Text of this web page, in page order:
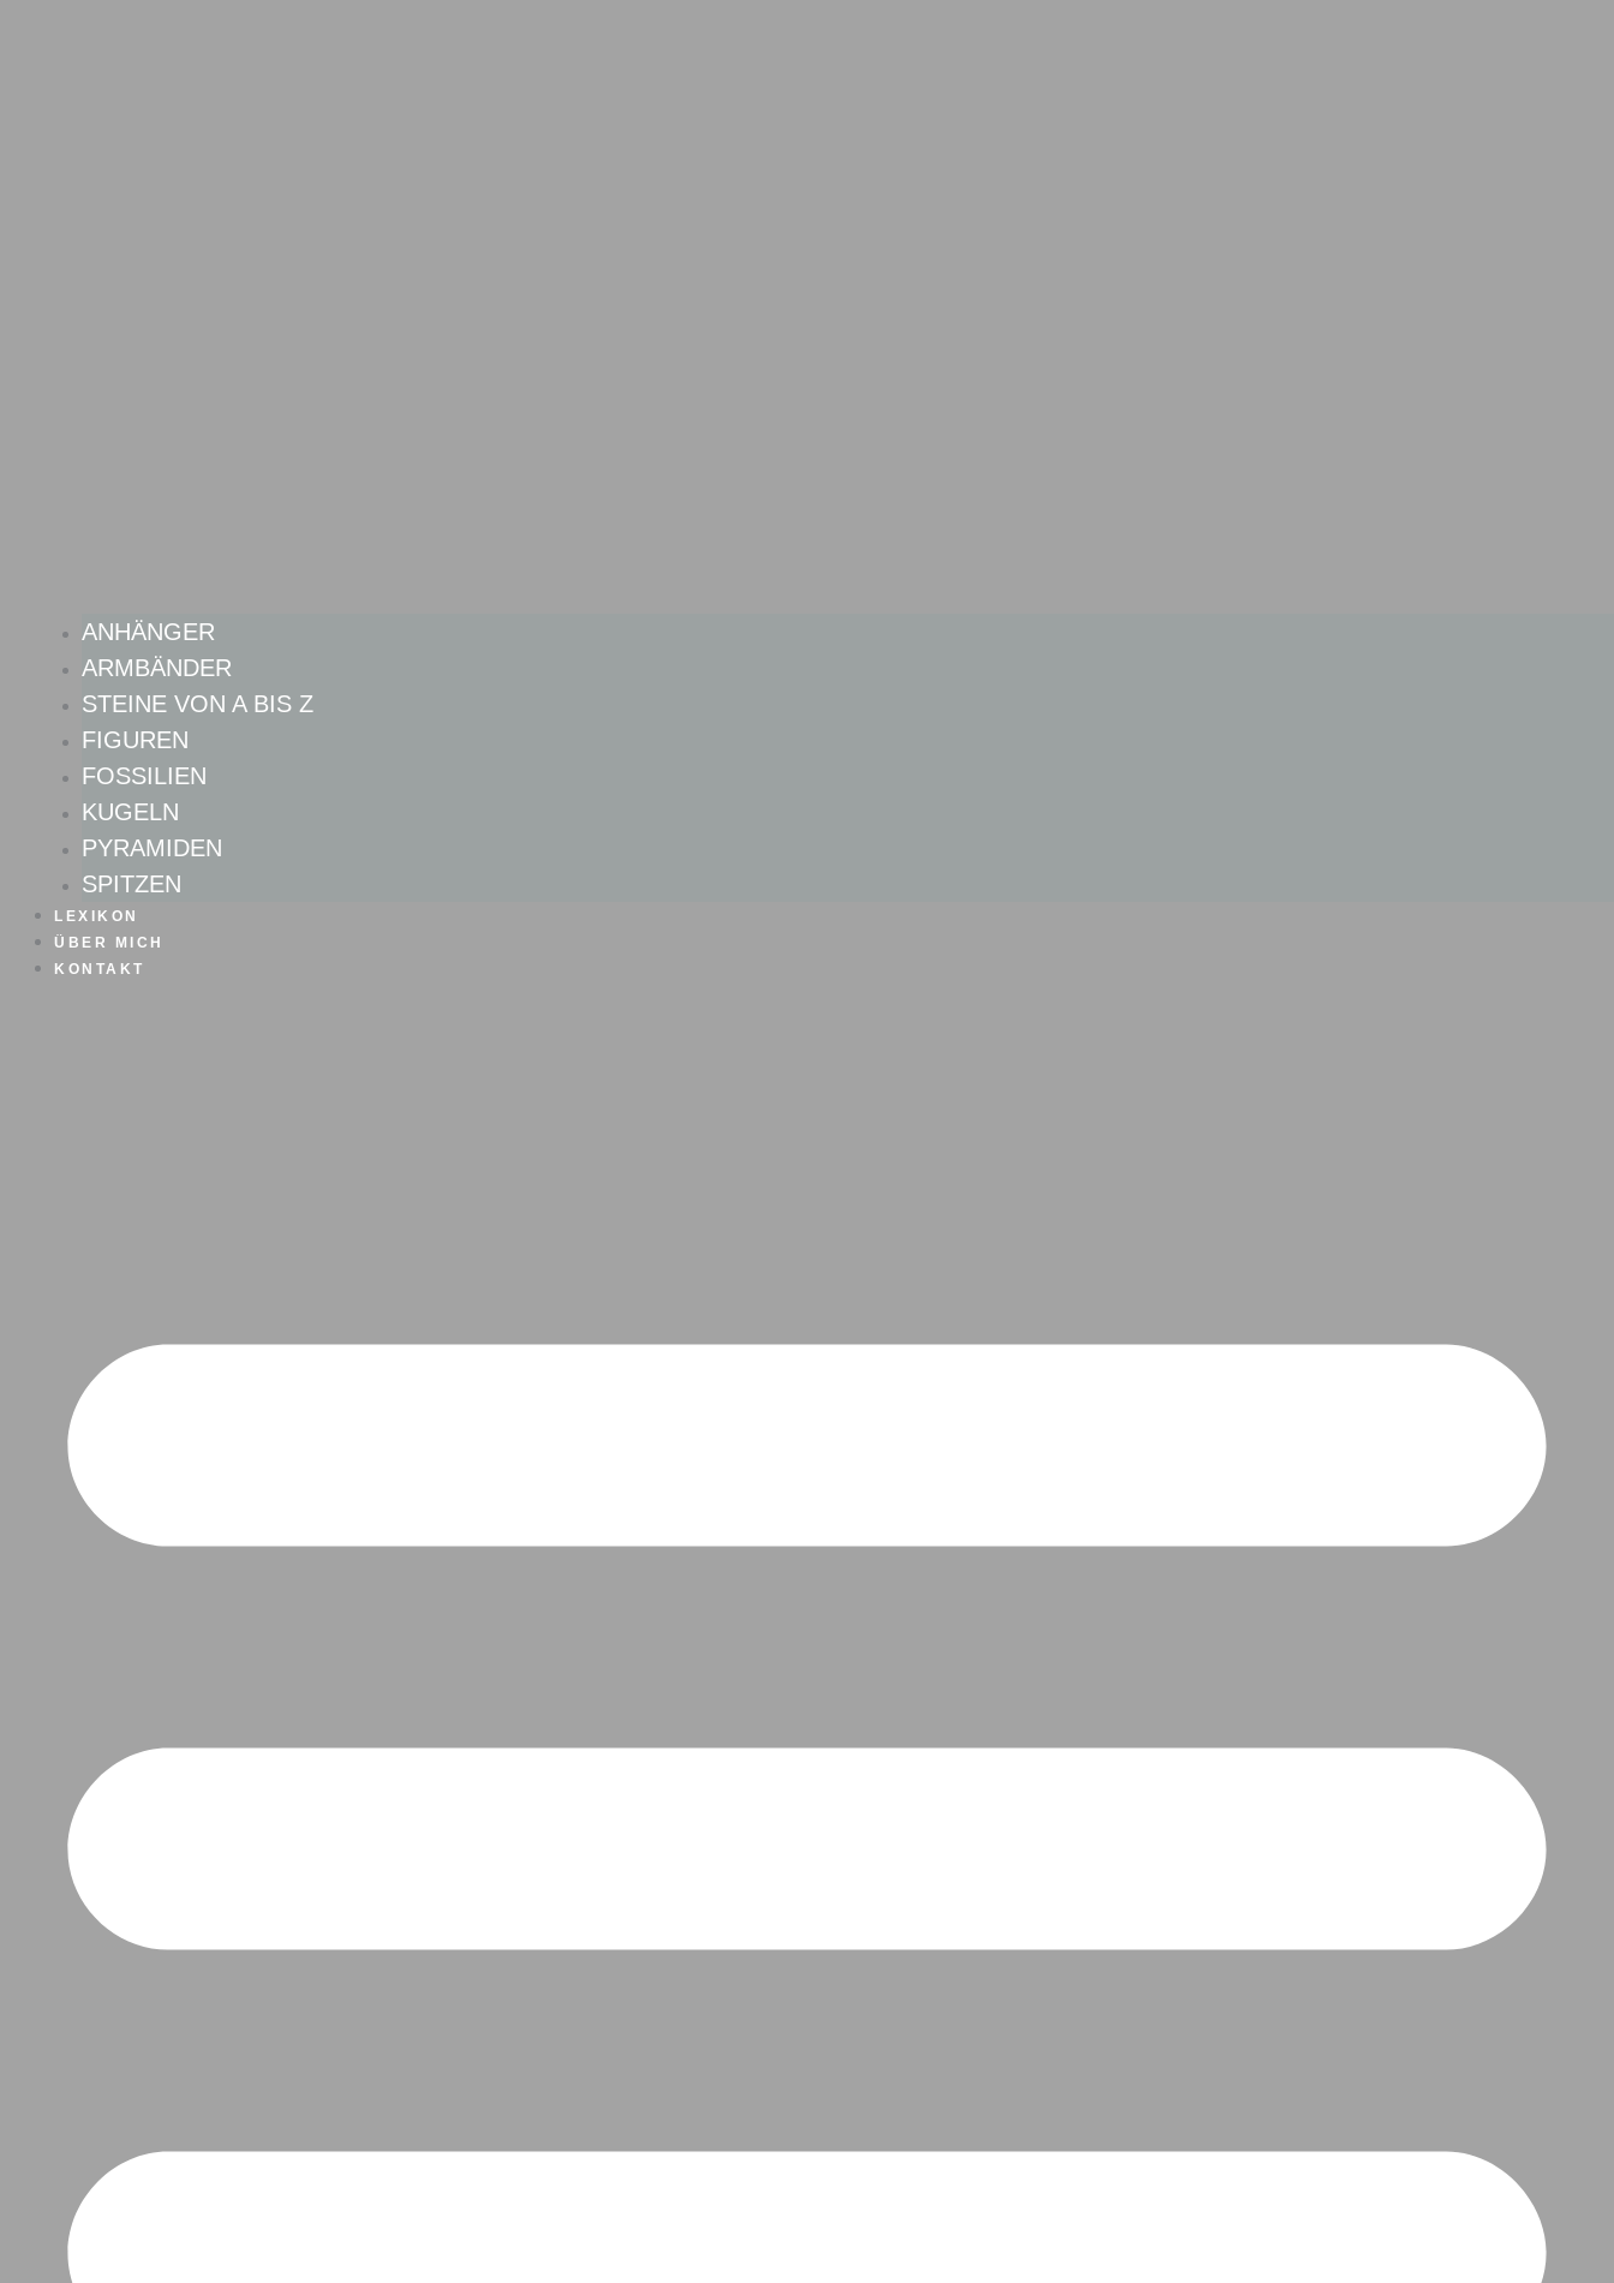
ANHÄNGER
ARMBÄNDER
STEINE VON A BIS Z
FIGUREN
FOSSILIEN
KUGELN
PYRAMIDEN
SPITZEN
LEXIKON
ÜBER MICH
KONTAKT